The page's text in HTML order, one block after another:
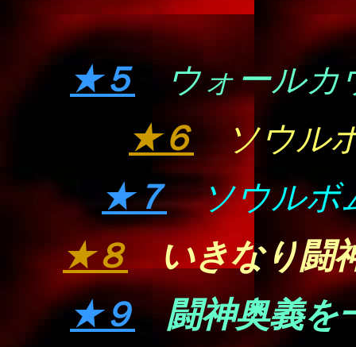
★５
ウォールカ
★６
ソウル
★７
ソウルボ
★８
いきなり闘
★９
闘神奥義を